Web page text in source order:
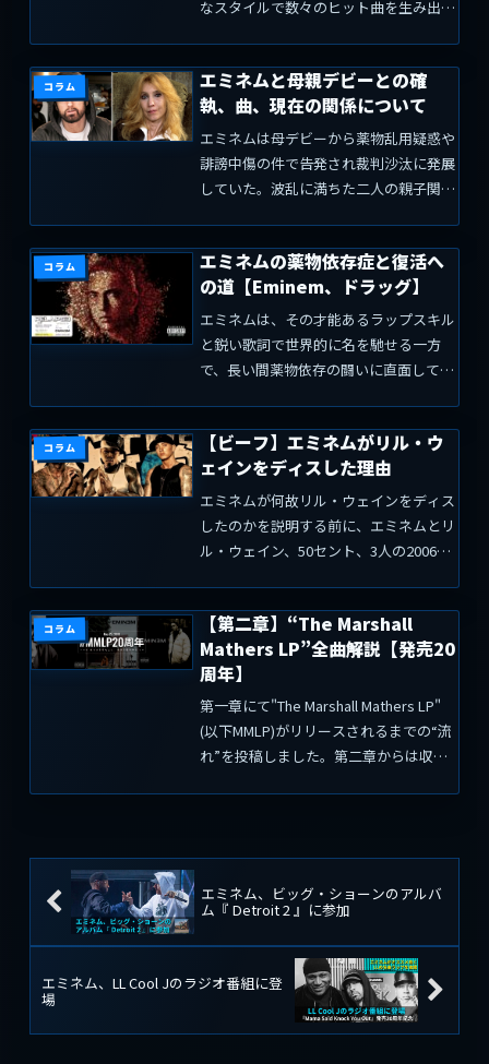
なスタイルで数々のヒット曲を生み出し
と思います。彼の歌詞の選択、リリック
の巧みさ、パフォーマ...
コラム
エミネムと母親デビーとの確
執、曲、現在の関係について
エミネムは母デビーから薬物乱用疑惑や
誹謗中傷の件で告発され裁判沙汰に発展
していた。波乱に満ちた二人の親子関係
てエミネムの実母であるデビー・ネルソ
ン・マザーズ＝ブリッグス...
コラム
エミネムの薬物依存症と復活へ
の道【Eminem、ドラッグ】
エミネムは、その才能あるラップスキル
と鋭い歌詞で世界的に名を馳せる一方
で、長い間薬物依存の闘いに直面してき
の記事では、エミネムの薬物依存症と克
服の過程を深掘りします。ど...
コラム
【ビーフ】エミネムがリル・ウ
ェインをディスした理由
エミネムが何故リル・ウェインをディス
したのかを説明する前に、エミネムとリ
ル・ウェイン、50セント、3人の2006年
(adsbygoogle = window.adsbygo...
コラム
【第二章】“The Marshall
Mathers LP”全曲解説【発売20
周年】
第一章にて"The Marshall Mathers LP"
(以下MMLP)がリリースされるまでの“流
れ”を投稿しました。第二章からは収録
エミネム、ビッグ・ショーンのアルバ
ム『 Detroit 2 』に参加
エミネム、LL Cool Jのラジオ番組に登
場